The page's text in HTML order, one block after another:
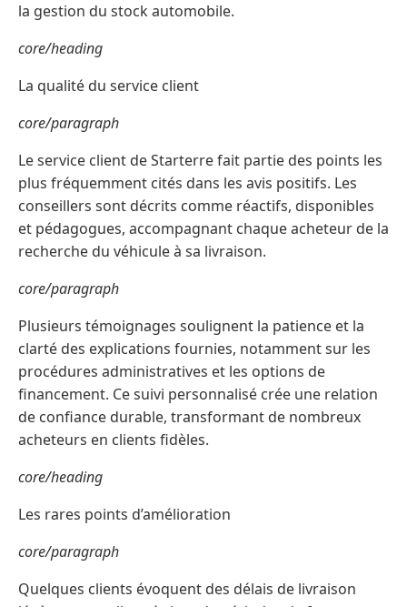
la gestion du stock automobile.
core/heading
La qualité du service client
core/paragraph
Le service client de Starterre fait partie des points les
plus fréquemment cités dans les avis positifs. Les
conseillers sont décrits comme réactifs, disponibles
et pédagogues, accompagnant chaque acheteur de la
recherche du véhicule à sa livraison.
core/paragraph
Plusieurs témoignages soulignent la patience et la
clarté des explications fournies, notamment sur les
procédures administratives et les options de
financement. Ce suivi personnalisé crée une relation
de confiance durable, transformant de nombreux
acheteurs en clients fidèles.
core/heading
Les rares points d’amélioration
core/paragraph
Quelques clients évoquent des délais de livraison